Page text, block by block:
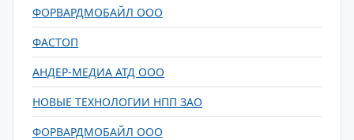
ФОРВАРДМОБАЙЛ ООО
ФАСТОП
АНДЕР-МЕДИА АТД ООО
НОВЫЕ ТЕХНОЛОГИИ НПП ЗАО
ФОРВАРДМОБАЙЛ ООО